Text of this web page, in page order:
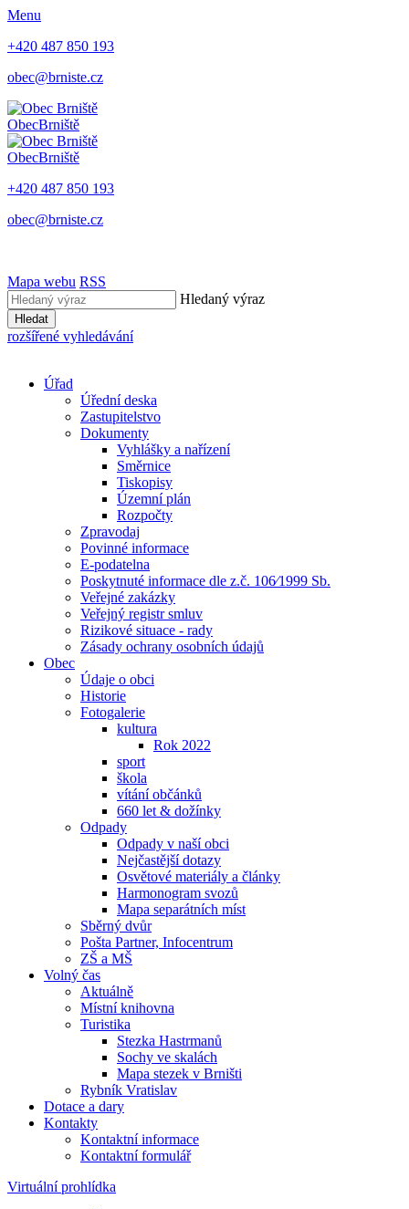
Menu
+420 487 850 193
obec@brniste.cz
ObecBrniště
ObecBrniště
+420 487 850 193
obec@brniste.cz
Mapa webu RSS
Hledaný výraz
Hledat
rozšířené vyhledávání
Úřad
Úřední deska
Zastupitelstvo
Dokumenty
Vyhlášky a nařízení
Směrnice
Tiskopisy
Územní plán
Rozpočty
Zpravodaj
Povinné informace
E-podatelna
Poskytnuté informace dle z.č. 106⁄1999 Sb.
Veřejné zakázky
Veřejný registr smluv
Rizikové situace - rady
Zásady ochrany osobních údajů
Obec
Údaje o obci
Historie
Fotogalerie
kultura
Rok 2022
sport
škola
vítání občánků
660 let & dožínky
Odpady
Odpady v naší obci
Nejčastější dotazy
Osvětové materiály a články
Harmonogram svozů
Mapa separátních míst
Sběrný dvůr
Pošta Partner, Infocentrum
ZŠ a MŠ
Volný čas
Aktuálně
Místní knihovna
Turistika
Stezka Hastrmanů
Sochy ve skalách
Mapa stezek v Brništi
Rybník Vratislav
Dotace a dary
Kontakty
Kontaktní informace
Kontaktní formulář
Virtuální prohlídka